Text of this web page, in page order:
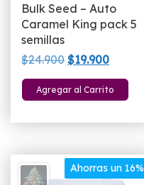
Bulk Seed – Auto
Caramel King pack 5
semillas
$24.900 El
precio
original
$19.900El
precio
actual
Agregar al Carrito
Ahorras un 16%